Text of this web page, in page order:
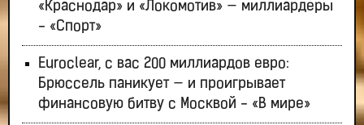
«Краснодар» и «Локомотив» — миллиардеры
- «Спорт»
Euroclear, с вас 200 миллиардов евро:
Брюссель паникует — и проигрывает
финансовую битву с Москвой - «В мире»